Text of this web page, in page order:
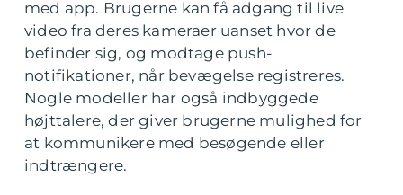
med app. Brugerne kan få adgang til live
video fra deres kameraer uanset hvor de
befinder sig, og modtage push-
notifikationer, når bevægelse registreres.
Nogle modeller har også indbyggede
højttalere, der giver brugerne mulighed for
at kommunikere med besøgende eller
indtrængere.